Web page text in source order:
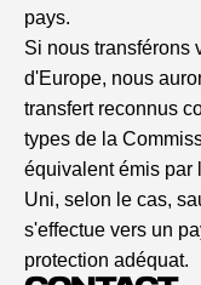
pays.
Si nous transférons
d'Europe, nous
transfert reconnus
types de la
équivalent émis par
Uni, selon le cas,
s'effectue vers un
protection adéquat.